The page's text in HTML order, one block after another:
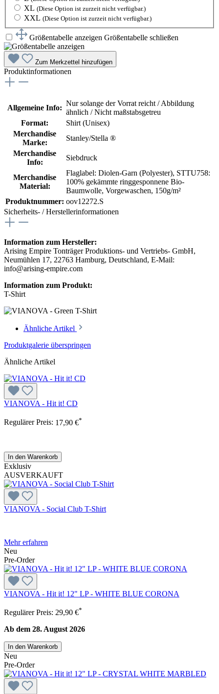
XL (Diese Option ist zurzeit nicht verfügbar.)
XXL (Diese Option ist zurzeit nicht verfügbar.)
Größentabelle anzeigen Größentabelle schließen
Zum Merkzettel hinzufügen
Produktinformationen
Allgemeine Info:
Nur solange der Vorrat reicht / Abbildung
ähnlich / Nicht maßstabsgetreu
Format:
Shirt (Unisex)
Merchandise
Marke:
Stanley/Stella ®
Merchandise
Info:
Siebdruck
Merchandise
Material:
Flaglabel: Diolen-Garn (Polyester), STTU758:
100% gekämmte ringgesponnene Bio-
Baumwolle, Vorgewaschen, 150g/m²
Produktnummer: oov12272.S
Sicherheits- / Herstellerinformationen
Information zum Hersteller:
Arising Empire Tonträger Produktions- und Vertriebs- GmbH,
Neumühlen 17, 22763 Hamburg, Deutschland, E-Mail:
info@arising-empire.com
Information zum Produkt:
T-Shirt
Ähnliche Artikel
Produktgalerie überspringen
Ähnliche Artikel
VIANOVA - Hit it! CD
Regulärer Preis: 17,90 €*
In den Warenkorb
Exklusiv
AUSVERKAUFT
VIANOVA - Social Club T-Shirt
Mehr erfahren
Neu
Pre-Order
VIANOVA - Hit it! 12" LP - WHITE BLUE CORONA
Regulärer Preis: 29,90 €*
Ab dem 28. August 2026
In den Warenkorb
Neu
Pre-Order